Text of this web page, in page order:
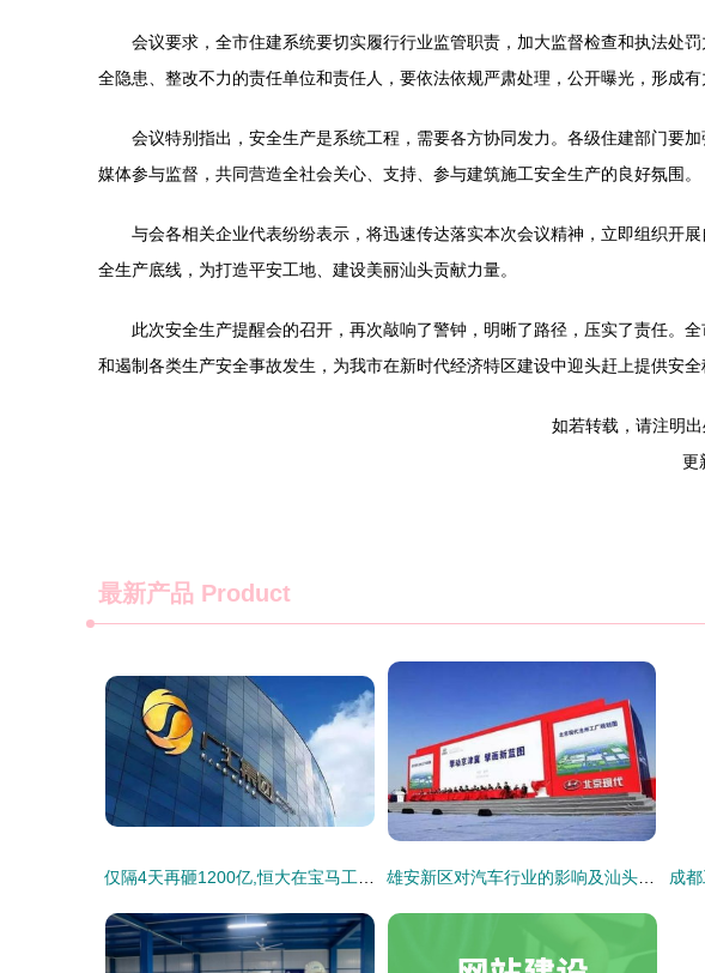
会议要求，全市住建系统要切实履行行业监管职责，加大监督检查和执法处
全隐患、整改不力的责任单位和责任人，要依法依规严肃处理，公开曝光，形成
会议特别指出，安全生产是系统工程，需要各方协同发力。各级住建部门要
媒体参与监督，共同营造全社会关心、支持、参与建筑施工安全生产的良好氛围。
与会各相关企业代表纷纷表示，将迅速传达落实本次会议精神，立即组织开
全生产底线，为打造平安工地、建设美丽汕头贡献力量。
此次安全生产提醒会的召开，再次敲响了警钟，明晰了路径，压实了责任。
和遏制各类生产安全事故发生，为我市在新时代经济特区建设中迎头赶上提供安全
如若转载，请注明
更
最新产品 Product